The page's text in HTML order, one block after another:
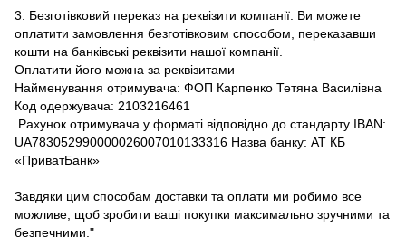
3. Безготівковий переказ на реквізити компанії: Ви можете
оплатити замовлення безготівковим способом, переказавши
кошти на банківські реквізити нашої компанії.
Оплатити його можна за реквізитами
Найменування отримувача: ФОП Карпенко Тетяна Василівна
Код одержувача: 2103216461
Рахунок отримувача у форматі відповідно до стандарту IBAN:
UA783052990000026007010133316 Назва банку: АТ КБ
«ПриватБанк»
Завдяки цим способам доставки та оплати ми робимо все
можливе, щоб зробити ваші покупки максимально зручними та
безпечними."